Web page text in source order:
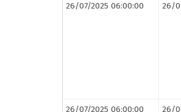
26/07/2025 06:00:00 26/
26/07/2025 06:00:00 26/